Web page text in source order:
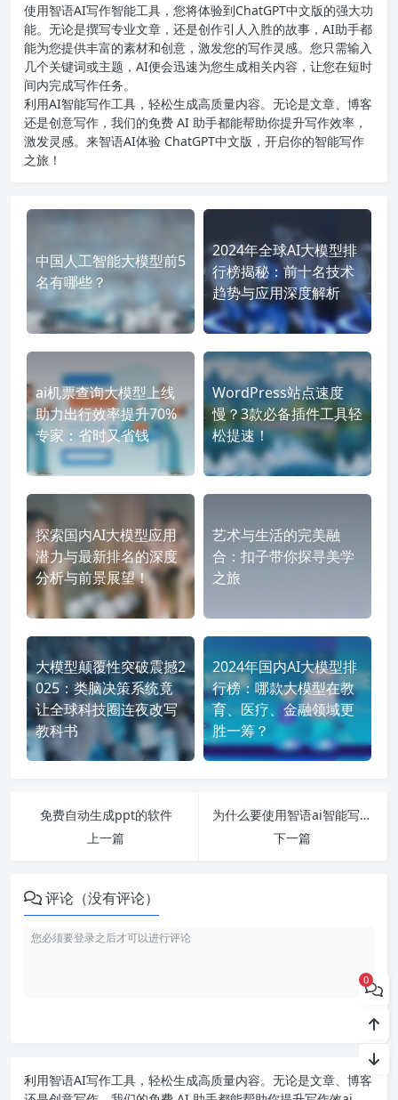
使用智语AI写作智能工具，您将体验到ChatGPT中文版的强大功
能。无论是撰写专业文章，还是创作引人入胜的故事，AI助手都
能为您提供丰富的素材和创意，激发您的写作灵感。您只需输入
几个关键词或主题，AI便会迅速为您生成相关内容，让您在短时
间内完成写作任务。
利用AI智能写作工具，轻松生成高质量内容。无论是文章、博客
还是创意写作，我们的免费 AI 助手都能帮助你提升写作效率，
激发灵感。来智语AI体验 ChatGPT中文版 ，开启你的智能写作
之旅！
中国人工智能大模型前5
名有哪些？
2024年全球AI大模型排
行榜揭秘：前十名技术
趋势与应用深度解析
ai机票查询大模型上线
助力出行效率提升70%
专家：省时又省钱
WordPress站点速度
慢？3款必备插件工具轻
松提速！
探索国内AI大模型应用
潜力与最新排名的深度
分析与前景展望！
艺术与生活的完美融
合：扣子带你探寻美学
之旅
大模型颠覆性突破震撼2
025：类脑决策系统竟
让全球科技圈连夜改写
教科书
2024年国内AI大模型排
行榜：哪款大模型在教
育、医疗、金融领域更
胜一筹？
免费自动生成ppt的软件
上一篇
为什么要使用智语ai智能写作助手免费版
下一篇
评论（没有评论）
利用智语AI写作工具，轻松生成高质量内容。无论是文章、博客
0